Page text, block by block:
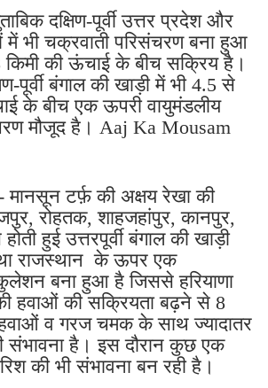
दक्षिण-पूर्वी उत्तर प्रदेश और
में भी चक्रवाती परिसंचरण बना हुआ
की ऊंचाई के बीच सक्रिय है।
पूर्वी बंगाल की खाड़ी में भी 4.5 से
के बीच एक ऊपरी वायुमंडलीय
मौजूद है। Aaj Ka Mousam
मानसून टर्फ़ की अक्षय रेखा की
रोहतक, शाहजहांपुर, कानपुर,
हुई उत्तरपूर्वी बंगाल की खाड़ी
राजस्थान के ऊपर एक
बना हुआ है जिससे हरियाणा
हवाओं की सक्रियता बढ़ने से 8
व गरज चमक के साथ ज्यादातर
संभावना है। इस दौरान कुछ एक
की भी संभावना बन रही है।